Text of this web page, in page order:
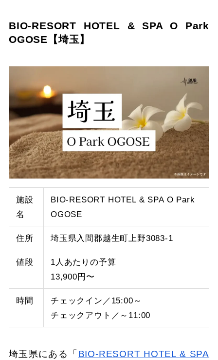
BIO-RESORT HOTEL & SPA O Park
OGOSE【埼玉】
施設
名
BIO-RESORT HOTEL & SPA O Park
OGOSE
住所 埼玉県入間郡越生町上野3083-1
値段
1人あたりの予算
13,900円〜
時間
チェックイン／15:00～
チェックアウト／～11:00
埼玉県にある「 BIO-RESORT HOTEL & SPA